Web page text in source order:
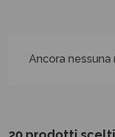
Ancora